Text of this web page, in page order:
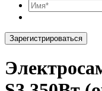
Зарегистрироваться